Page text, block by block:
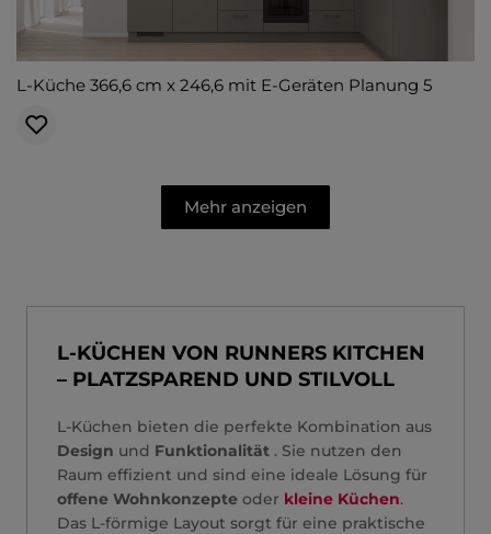
L-Küche 366,6 cm x 246,6 mit E-Geräten Planung 5
Mehr anzeigen
L-KÜCHEN VON RUNNERS KITCHEN
– PLATZSPAREND UND STILVOLL
L-Küchen bieten die perfekte Kombination aus
Design und Funktionalität . Sie nutzen den
Raum effizient und sind eine ideale Lösung für
offene Wohnkonzepte oder kleine Küchen.
Das L-förmige Layout sorgt für eine praktische